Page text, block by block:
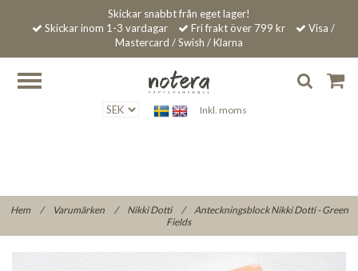
Skickar snabbt från eget lager!
Skickar inom 1-3 vardagar
Fri frakt över 799 kr
Visa /
Mastercard / Swish / Klarna
Inkl. moms
Hem / Varumärken / Nikki Dotti /
Anteckningsblock Nikki Dotti - Green
Fields